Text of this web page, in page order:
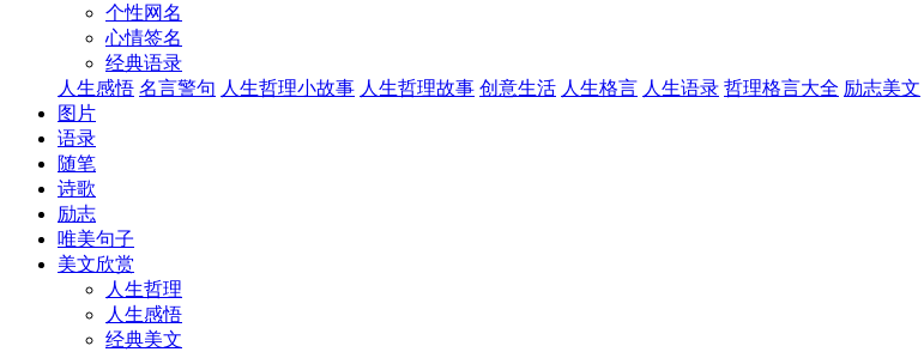
个性网名
心情签名
经典语录
人生感悟 名言警句 人生哲理小故事 人生哲理故事 创意生活 人生格言 人生语录 哲理格言大全 励志美文
图片
语录
随笔
诗歌
励志
唯美句子
美文欣赏
人生哲理
人生感悟
经典美文